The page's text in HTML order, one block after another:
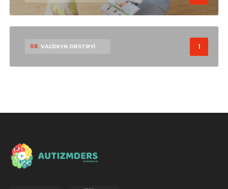
08 VALİDEYN DƏSTƏYİ 1